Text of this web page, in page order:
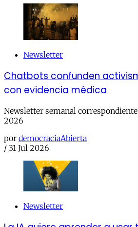
Newsletter
Chatbots confunden
con evidencia médica
Newsletter semanal
2026
por democraciaAbierta
/ 31 Jul 2026
Newsletter